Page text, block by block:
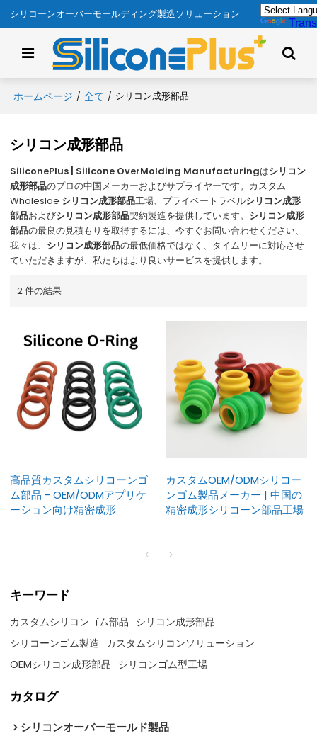
シリコーンオーバーモールディング製造ソリューション
ホームページ / 全て / シリコン成形部品
シリコン成形部品
SiliconePlus | Silicone OverMolding Manufacturingはシリコン
成形部品のプロの中国メーカーおよびサプライヤーです。カスタム
Wholeslae シリコン成形部品工場、プライベートラベルシリコン成形
部品およびシリコン成形部品契約製造を提供しています。 シリコン成形
部品の最良の見積もりを取得するには、今すぐお問い合わせください、
我々は、 シリコン成形部品の最低価格ではなく、タイムリーに対応させ
ていただきますが、私たちはより良いサービスを提供します。
2 件の結果
高品質カスタムシリコーンゴ
ム部品 - OEM/ODMアプリケ
ーション向け精密成形
カスタムOEM/ODMシリコー
ンゴム製品メーカー | 中国の
精密成形シリコーン部品工場
キーワード
カスタムシリコンゴム部品 シリコン成形部品
シリコーンゴム製造 カスタムシリコンソリューション
OEMシリコン成形部品 シリコンゴム型工場
カタログ
シリコンオーバーモールド製品